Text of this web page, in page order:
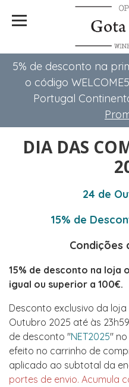
5% de desconto na
o código
Portugal
DIA DAS
24 de
15% de
Condições
15% de desconto na loja
igual ou superior a 100€.
Desconto exclusivo da
Outubro 2025 até às
de desconto "NET2025"
efeito no carrinho de
aplicado ao subtotal da
portes de envio. Acumula